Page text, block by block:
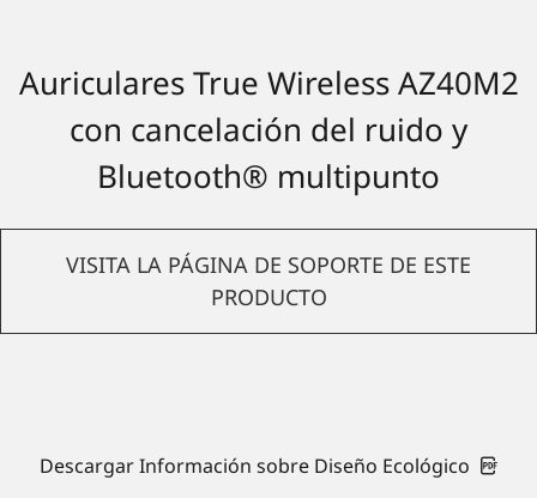
Auriculares True Wireless AZ40M2
con cancelación del ruido y
Bluetooth® multipunto
VISITA LA PÁGINA DE SOPORTE DE ESTE
PRODUCTO
Descargar Información sobre Diseño Ecológico